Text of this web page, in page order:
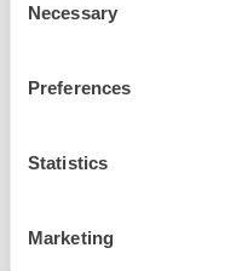
Selection
Necessary
Preferences
Statistics
Marketing